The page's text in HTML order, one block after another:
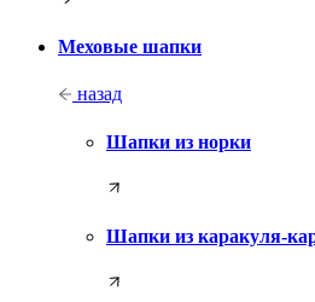
Меховые шапки
назад
Шапки из норки
Шапки из каракуля-